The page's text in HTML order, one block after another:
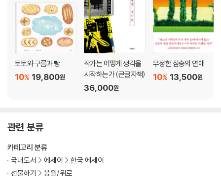
전갈자리 전문(電文) 202
시간여행자의 혁명적 산문 207
고전주의 작가의 전위소설 211
5부 나와 바오밥나무와 하나님과
나와 바오밥나무와 하나님과 225
노래의 바람을 타고 검은 별에서 멀리 233
장미와 장미, 그리고 장미를 위하여 257
타투가 있는 그 사내는 왜 서쪽으로 갔는가? 287
6부 성찰하는 괴물
토토와 구름과 빵
19,800원
10%
작가는 어떻게 생각을
시작하는가 (큰글자책)
36,000원
무정한 짐승의 연애
13,500원
10%
관련 분류
카테고리 분류
국내도서
에세이
한국 에세이
선물하기
응원/위로